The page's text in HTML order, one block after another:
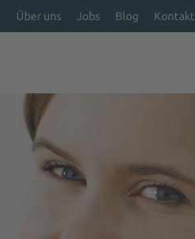
Über uns Jobs Blog Kontakt